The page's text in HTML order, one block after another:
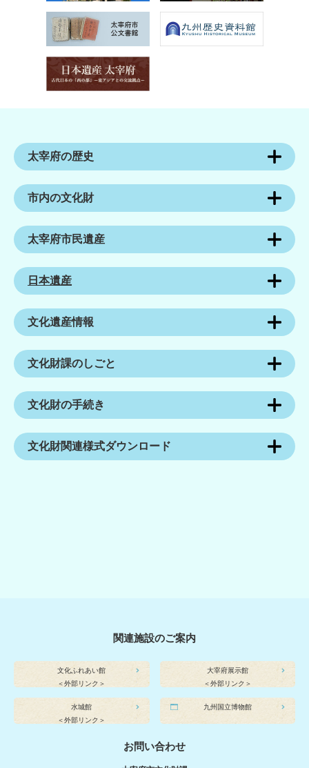
太宰府の歴史
市内の文化財
太宰府市民遺産
日本遺産
文化遺産情報
文化財課のしごと
文化財の手続き
文化財関連様式ダウンロード
関連施設のご案内
文化ふれあい館
＜外部リンク＞
大宰府展示館
＜外部リンク＞
水城館
＜外部リンク＞
九州国立博物館
お問い合わせ